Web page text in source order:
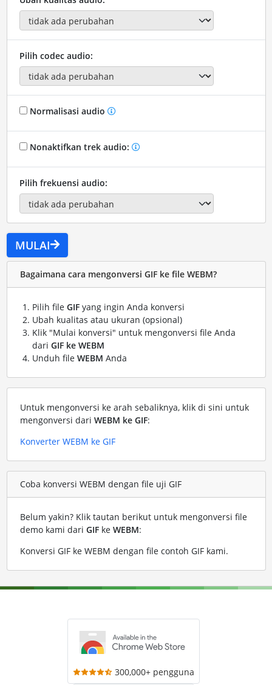
Pilih codec audio:
Normalisasi audio
Nonaktifkan trek audio:
Pilih frekuensi audio:
MULAI
Bagaimana cara mengonversi GIF ke file WEBM?
Pilih file GIFyang ingin Anda konversi
Ubah kualitas atau ukuran (opsional)
Klik "Mulai konversi" untuk mengonversi file Anda
dari GIF ke WEBM
Unduh file WEBM Anda
Untuk mengonversi ke arah sebaliknya, klik di sini untuk
mengonversi dari WEBM ke GIF:
Konverter WEBM ke GIF
Coba konversi WEBM dengan file uji GIF
Belum yakin? Klik tautan berikut untuk mengonversi file
demo kami dari GIFke WEBM:
Konversi GIF ke WEBM dengan file contoh GIF kami.
300,000+ pengguna